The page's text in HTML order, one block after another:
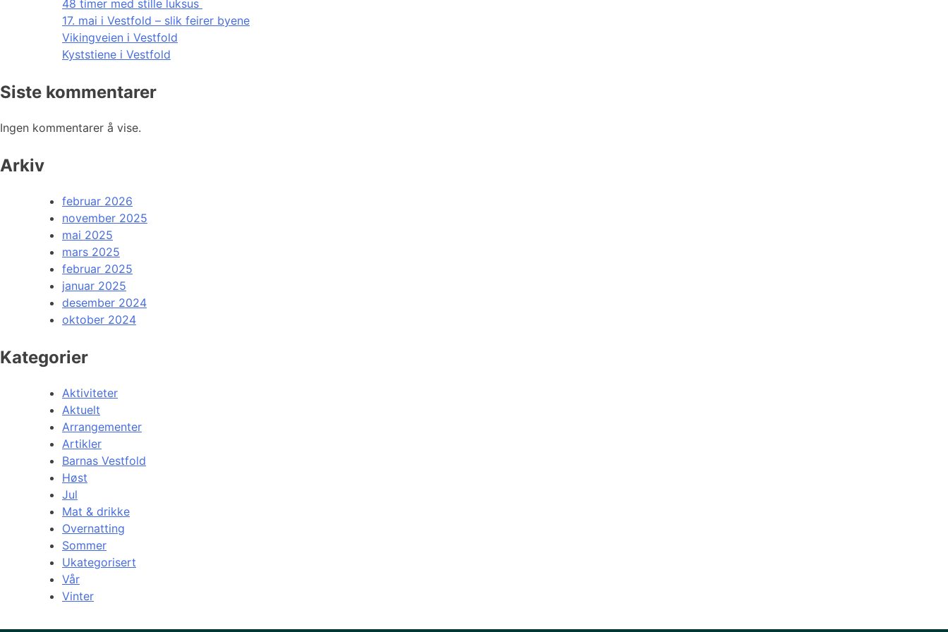
48 timer med stille luksus
17. mai i Vestfold – slik feirer byene
Vikingveien i Vestfold
Kyststiene i Vestfold
Siste kommentarer
Ingen kommentarer å vise.
Arkiv
februar 2026
november 2025
mai 2025
mars 2025
februar 2025
januar 2025
desember 2024
oktober 2024
Kategorier
Aktiviteter
Aktuelt
Arrangementer
Artikler
Barnas Vestfold
Høst
Jul
Mat & drikke
Overnatting
Sommer
Ukategorisert
Vår
Vinter